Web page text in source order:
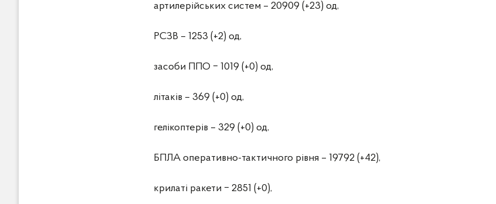
артилерійських систем – 20909 (+23) од,
РСЗВ – 1253 (+2) од,
засоби ППО ‒ 1019 (+0) од,
літаків – 369 (+0) од,
гелікоптерів – 329 (+0) од,
БПЛА оперативно-тактичного рівня – 19792 (+42),
крилаті ракети ‒ 2851 (+0),